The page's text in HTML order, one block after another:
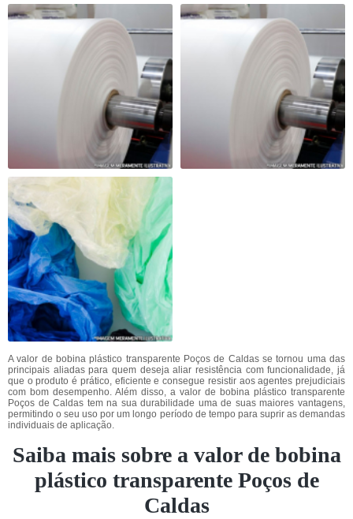
A valor de bobina plástico transparente Poços de Caldas se tornou uma das
principais aliadas para quem deseja aliar resistência com funcionalidade, já
que o produto é prático, eficiente e consegue resistir aos agentes prejudiciais
com bom desempenho. Além disso, a valor de bobina plástico transparente
Poços de Caldas tem na sua durabilidade uma de suas maiores vantagens,
permitindo o seu uso por um longo período de tempo para suprir as demandas
individuais de aplicação.
Saiba mais sobre a valor de bobina
plástico transparente Poços de
Caldas